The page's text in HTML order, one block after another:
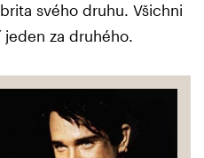
svého druhu. Všichni
za druhého.